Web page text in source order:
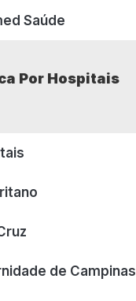
Saúde
Por Hospitais
de Campinas